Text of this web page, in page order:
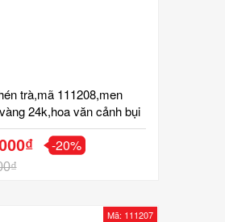
trà,mã 111208,men
24k,hoa văn cảnh bụi
đèn thần, sang trọng,gốm
vân
-20%
Mã: 111207